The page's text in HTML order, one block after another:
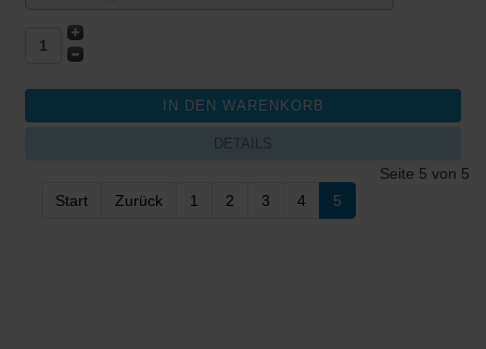
DETAILS
Start Zurück 1 2 3 4 5
Seite 5 von 5